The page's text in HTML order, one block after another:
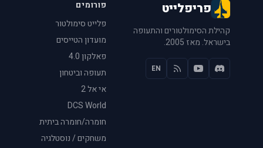
פריפלייט
קהילת הסימולטורים והתעופה
בישראל. מאז 2005.
EN
פורומים
פלייט סימולטור
מועדון הטייסים
פאלקון 4.0
תעופה וביטחון
אי אל 2
DCS World
חומרה/חומרה ביתית
משחקים / נוסטלגיה